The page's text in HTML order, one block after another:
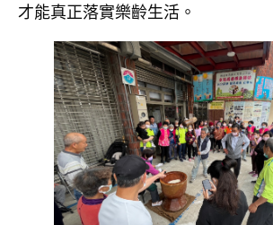
才能真正落實樂齡生活。